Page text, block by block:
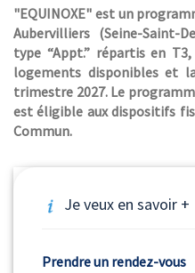
"EQUINOXE" est un
Aubervilliers (Seine-Saint-
type “Appt.” répartis en
logements disponibles et
trimestre 2027. Le
est éligible aux dispositifs
Commun.
Je veux en savoir +
Prendre un rendez-vous